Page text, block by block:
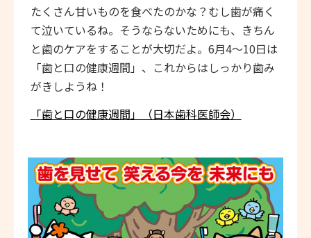
たくさん甘いものを食べたのかな？むし歯が痛く
て泣いているね。そうならないためにも、きちん
と歯のケアをすることが大切だよ。6月4～10日は
「歯と口の健康週間」、これからはしっかり歯み
がきしようね！
「歯と口の健康週間」（日本歯科医師会）